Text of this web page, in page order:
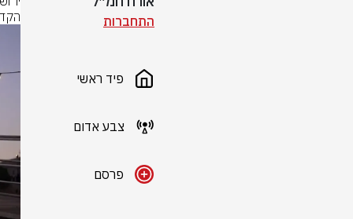
התחברות
פיד ראשי
צבע אדום
פרסם